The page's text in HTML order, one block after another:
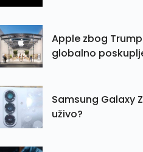
Apple zbog
globalno
Samsung Galaxy
uživo?